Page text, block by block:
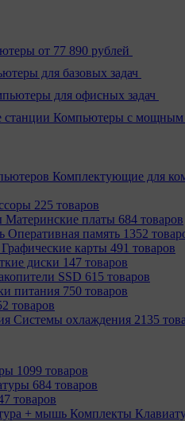
от 77 890 рублей
для базовых задач
для офисных задач
станции Компьютеры с мощным
Комплектующие для
225 товаров
Материнcкие платы 684 товаров
Оперативная память 1352
Графические карты 491 товаров
диски 147 товаров
SSD 615 товаров
питания 750 товаров
товаров
Системы охлаждения 2135
1099 товаров
684 товаров
товаров
Комплекты